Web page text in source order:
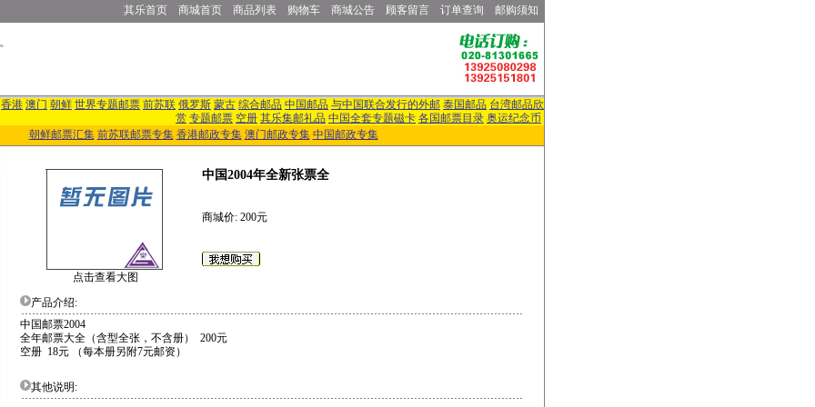
其乐首页 商城首页 商品列表 购物车 商城公告 顾客留言 订单查询 邮购须知
香港 澳门 朝鲜 世界专题邮票 前苏联 俄罗斯 蒙古 综合邮品 中国邮品 与中国联合发行的外邮 泰国邮品 台湾邮品欣
赏 专题邮票 空册 其乐集邮礼品 中国全套专题磁卡 各国邮票目录 奥运纪念币
朝鲜邮票汇集 前苏联邮票专集 香港邮政专集 澳门邮政专集 中国邮政专集
点击查看大图
中国2004年全新张票全
商城价: 200元
产品介绍:
中国邮票2004
全年邮票大全（含型全张，不含册） 200元
空册 18元 （每本册另附7元邮资）
其他说明: